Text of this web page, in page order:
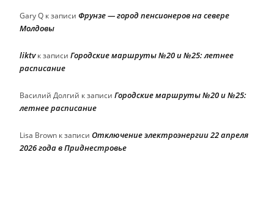
Gary Q к записи Фрунзе — город пенсионеров на севере
Молдовы
liktvк записи Городские маршруты №20 и №25: летнее
расписание
Василий Долгий к записи Городские маршруты №20 и №25:
летнее расписание
Lisa Brown к записи Отключение электроэнергии 22 апреля
2026 года в Приднестровье